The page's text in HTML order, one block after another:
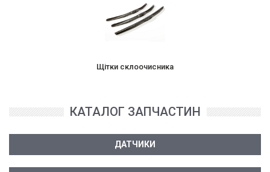
Щітки склоочисника
КАТАЛОГ ЗАПЧАСТИН
ДАТЧИКИ